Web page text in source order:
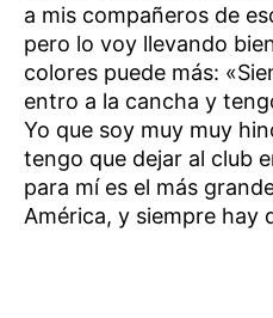
a mis compañeros de
pero lo voy llevando
colores puede más:
entro a la cancha y
Yo que soy muy muy
tengo que dejar al club
para mí es el más
América, y siempre hay